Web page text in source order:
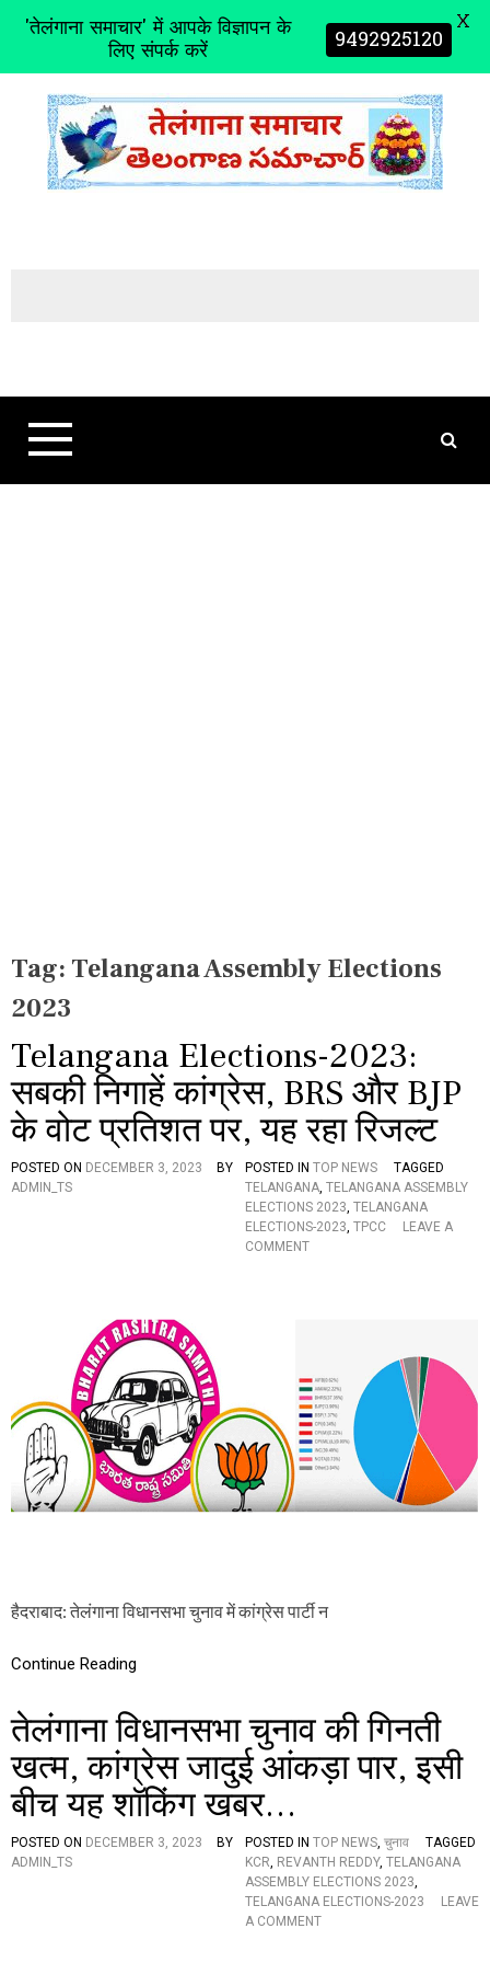
t
Tag: Telangana Assembly Elections
2023
Telangana Elections-2023:
सबकी निगाहें कांग्रेस, BRS और BJP
के वोट प्रतिशत पर, यह रहा रिजल्ट
POSTED ON DECEMBER 3, 2023
BY
ADMIN_TS
POSTED IN TOP NEWS
TAGGED
TELANGANA, TELANGANA ASSEMBLY
ELECTIONS 2023, TELANGANA
ELECTIONS-2023, TPCC
LEAVE A
COMMENTO
G
A
N
A
E
E
N
S
3
:
स
ब
गा
हें
कां
ग्रे
स
हैदराबाद: तेलंगाना विधानसभा चुनाव में कांग्रेस पार्टी न
Continue Reading
तेलंगाना विधानसभा चुनाव की गिनती
खत्म, कांग्रेस जादुई आंकड़ा पार, इसी
बीच यह शॉकिंग खबर…
POSTED ON DECEMBER 3, 2023
BY
ADMIN_TS
POSTED IN TOP NEWS चुनाव
TAGGED
KCR REVANTH REDDY, TELANGANA
ASSEMBLY ELECTIONS 2023
TELANGANA ELECTIONS-2023
LEAVE
A COMMENTO
'तेलंगाना समाचार' में आपके विज्ञापन के
लिए संपर्क करें 9492925120 X